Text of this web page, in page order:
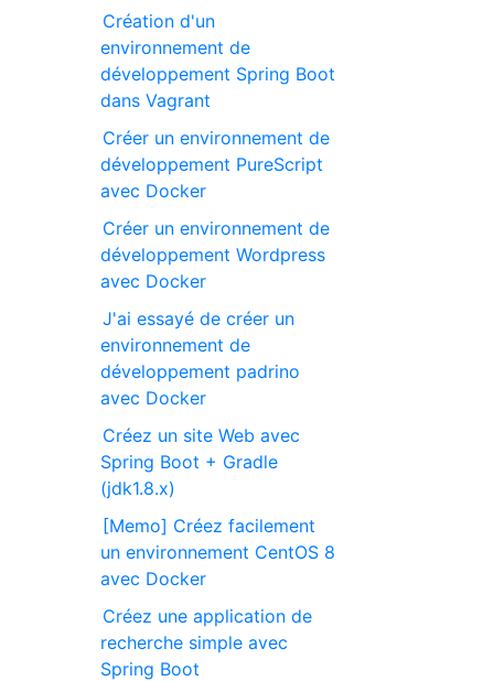
Création d'un
environnement de
développement Spring Boot
dans Vagrant
Créer un environnement de
développement PureScript
avec Docker
Créer un environnement de
développement Wordpress
avec Docker
J'ai essayé de créer un
environnement de
développement padrino
avec Docker
Créez un site Web avec
Spring Boot + Gradle
(jdk1.8.x)
[Memo] Créez facilement
un environnement CentOS 8
avec Docker
Créez une application de
recherche simple avec
Spring Boot